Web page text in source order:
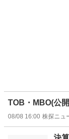
TOB・MBO(公
08/08 16:00 株探ニュ